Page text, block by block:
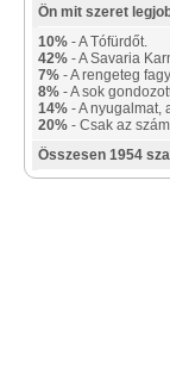
Ön mit szeret
10% - A Tófürdőt.
42% - A Savaria
7% - A rengeteg
8% - A sok
14% - A nyugalmat,
20% - Csak az
Összesen 1954